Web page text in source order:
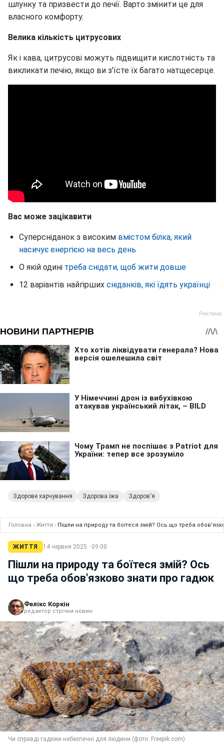
шлунку та призвести до печії. Варто змінити це для
власного комфорту.
Велика кількість цитрусових
Як і кава, цитрусові можуть підвищити кислотність та
викликати печію, якщо ви з'їсте їх багато натщесерце.
Вас може зацікавити
Суперсніданок з високим вмістом білка, який
насичує енергією на весь день
О якій одині треба снідати, щоб жити довше
12 варіантів найгірших сніданків, які їдять українці
Здорове харчування Здорова їжа Здоров'я
Головна › Життя › Пішли на природу та боїтеся змій? Ось що треба
ЖИТТЯ 14 червня 2025 · 09:00
Пішли на природу та боїтеся змій? Ось
що треба обов'язково знати про гадюк
Фелікс Коркін
редактор стрічки новин
Чи справді гадюки небезпечні для людини (фото: Freepik.com)